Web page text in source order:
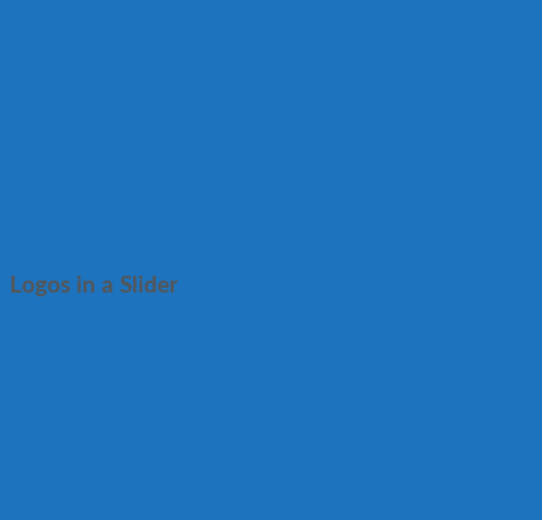
Logos in a Slider